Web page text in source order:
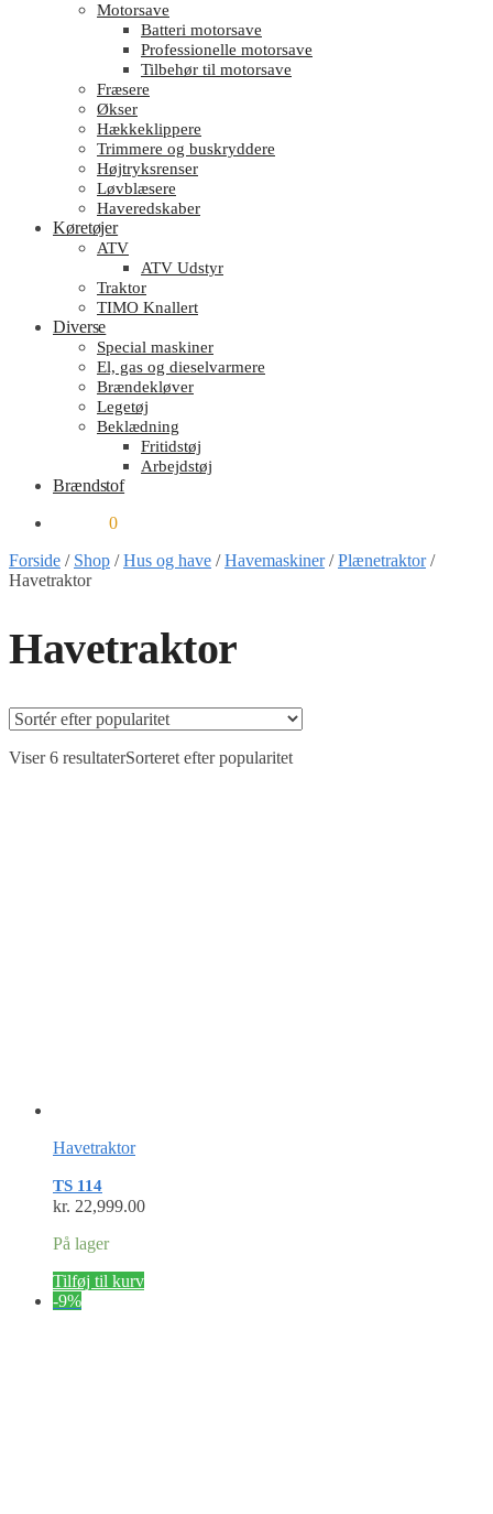
Motorsave
Batteri motorsave
Professionelle motorsave
Tilbehør til motorsave
Fræsere
Økser
Hækkeklippere
Trimmere og buskryddere
Højtryksrenser
Løvblæsere
Haveredskaber
Køretøjer
ATV
ATV Udstyr
Traktor
TIMO Knallert
Diverse
Special maskiner
El, gas og dieselvarmere
Brændekløver
Legetøj
Beklædning
Fritidstøj
Arbejdstøj
Brændstof
0
Forside / Shop /Hus og have /Havemaskiner/Plænetraktor/
Havetraktor
Havetraktor
Viser 6 resultaterSorteret efter popularitet
Havetraktor
TS 114
kr. 22,999.00
På lager
Tilføj til kurv
-9%